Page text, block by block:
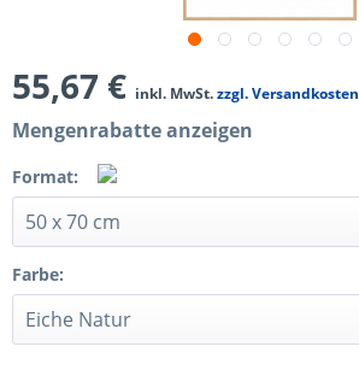
55,67 € inkl. MwSt.zzgl. Versandkosten
Mengenrabatte anzeigen
Format:
Farbe: